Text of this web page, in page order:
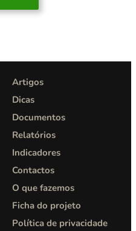
Artigos
Dicas
Documentos
Relatórios
Indicadores
Contactos
O que fazemos
Ficha do projeto
Política de privacidade​